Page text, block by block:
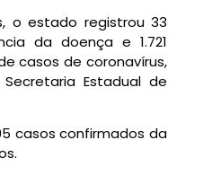
o estado registrou 33
da doença e 1.721
casos de coronavírus,
Estadual de
casos confirmados da